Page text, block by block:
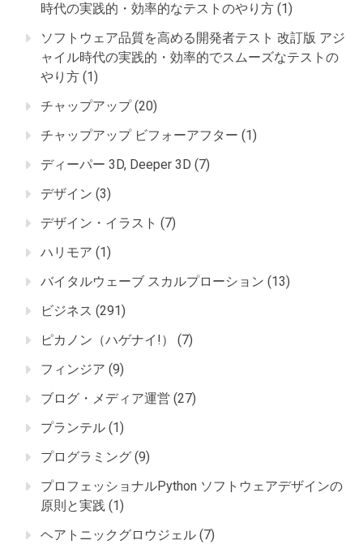
時代の実践的・効率的なテストのやり方 (1)
ソフトウェア品質を高める開発者テスト 改訂版 アジ
ャイル時代の実践的・効率的でスムーズなテストの
やり方 (1)
チャップアップ(20)
チャップアップ ビフォーアフター (1)
ディーパー 3D, Deeper 3D (7)
デザイン (3)
デザイン・イラスト (7)
ハリモア (1)
バイタルウェーブ スカルプローション (13)
ビジネス (291)
ピカノン（ハゲナイ!）
(7)
フィンジア (9)
ブログ・メディア運営 (27)
プランテル (1)
プログラミング (9)
プロフェッショナルPython ソフトウェアデザインの
原則と実践 (1)
ヘアトニックグロウジェル (7)